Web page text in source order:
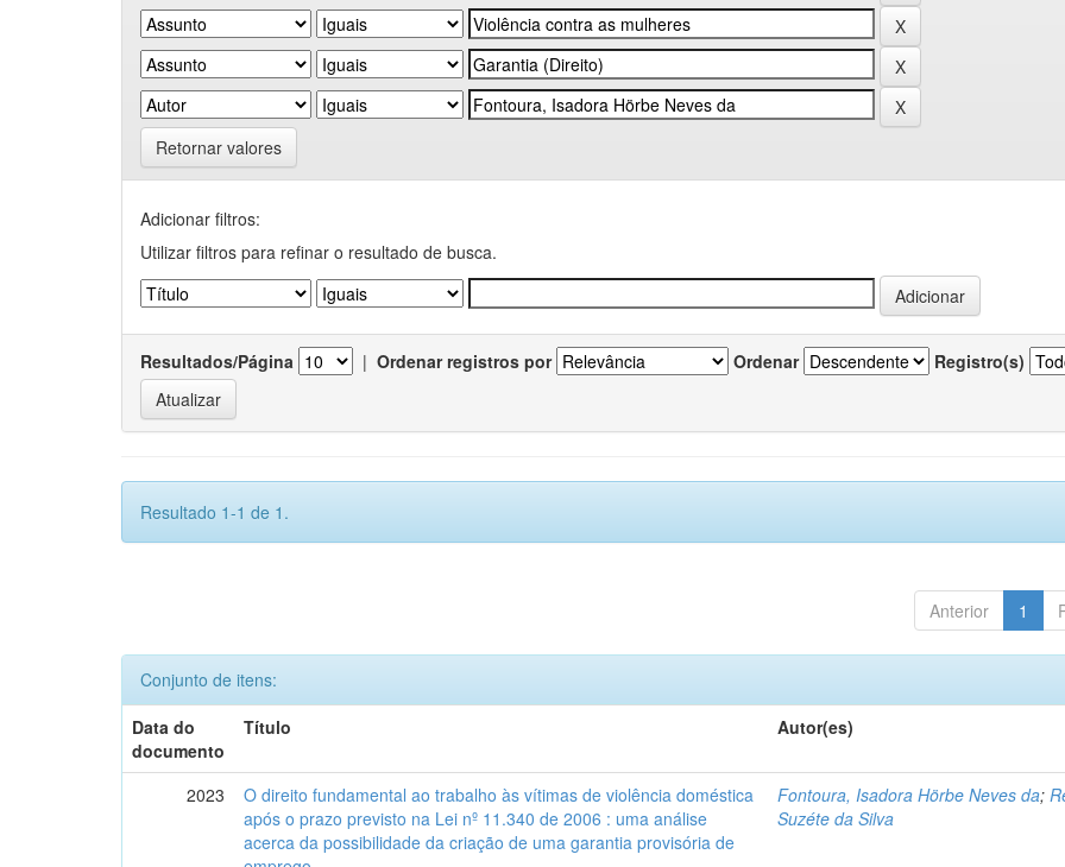
Retornar valores
Adicionar filtros:
Utilizar filtros para refinar o resultado de busca.
Resultados/Página | Ordenar registros por Ordenar Registro(s)
Resultado 1-1 de 1.
Anterior 1
Conjunto de itens:
Data do
documento
Título Autor(es)
2023
O direito fundamental ao trabalho às vítimas de violência doméstica
após o prazo previsto na Lei nº 11.340 de 2006 : uma análise
acerca da possibilidade da criação de uma garantia provisória de
Fontoura, Isadora Hörbe Neves da;
Suzéte da Silva